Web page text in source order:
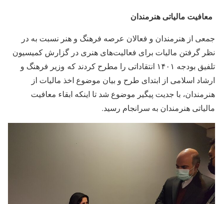
معافیت مالیاتی هنرمندان
جمعی از هنرمندان و فعالان عرصه فرهنگ و هنر نسبت به در
نظر گرفتن مالیات برای فعالیت‌های هنری در گزارش کمیسیون
تلفیق بودجه ۱۴۰۱ انتقاداتی را مطرح کردند که وزیر فرهنگ و
ارشاد اسلامی از ابتدای طرح و بیان موضوع اخذ مالیات از
هنرمندان، با جدیت پیگیر موضوع شد تا اینکه ابقاء معافیت
مالیاتی هنرمندان به سرانجام رسید.